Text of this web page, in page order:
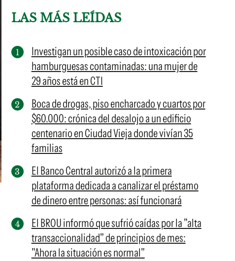
LAS MÁS LEÍDAS
Investigan un posible caso de intoxicación por
hamburguesas contaminadas: una mujer de
29 años está en CTI
Boca de drogas, piso encharcado y cuartos por
$60.000: crónica del desalojo a un edificio
centenario en Ciudad Vieja donde vivían 35
familias
El Banco Central autorizó a la primera
plataforma dedicada a canalizar el préstamo
de dinero entre personas: así funcionará
El BROU informó que sufrió caídas por la "alta
transaccionalidad" de principios de mes:
"Ahora la situación es normal"